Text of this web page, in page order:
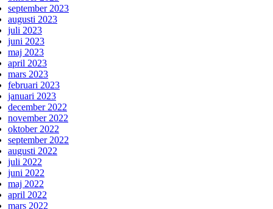
september 2023
augusti 2023
juli 2023
juni 2023
maj 2023
april 2023
mars 2023
februari 2023
januari 2023
december 2022
november 2022
oktober 2022
september 2022
augusti 2022
juli 2022
juni 2022
maj 2022
april 2022
mars 2022